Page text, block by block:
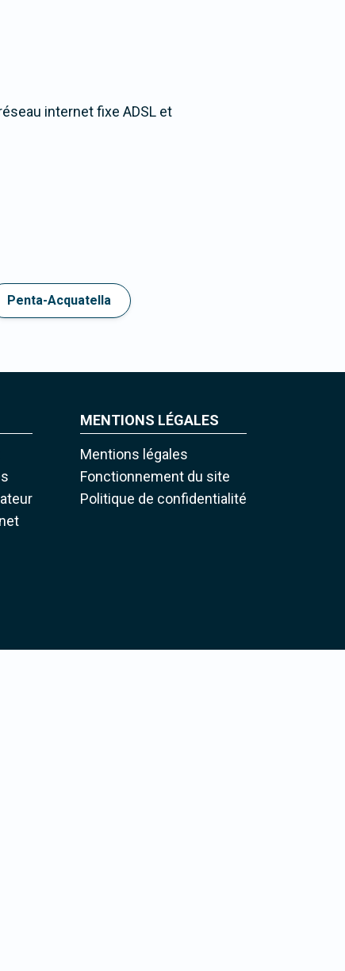
internet fixe ADSL et
Penta-Acquatella
MENTIONS LÉGALES
Mentions légales
Fonctionnement du site
Politique de confidentialité